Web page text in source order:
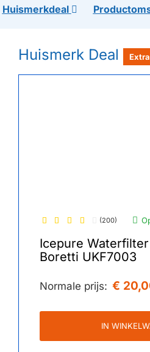
Huismerkdeal
Huismerk Deal
(200)
Icepure
Boretti UKF7003
Normale prijs: €
IN